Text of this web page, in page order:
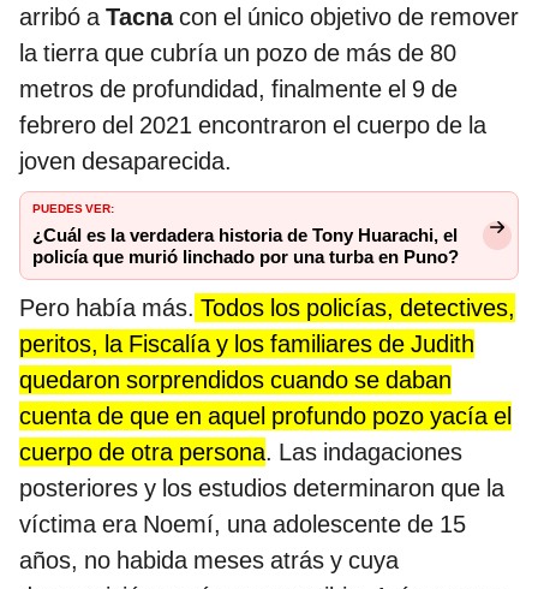
arribó aTacnacon el único objetivo de remover
la tierra que cubría un pozo de más de 80
metros de profundidad, finalmente el 9 de
febrero del 2021 encontraron el cuerpo de la
joven desaparecida.
PUEDES VER:
¿Cuál es la verdadera historia de Tony Huarachi, el
policía que murió linchado por una turba en Puno?
Pero había más. Todos los policías, detectives,
peritos, la Fiscalía y los familiares de Judith
quedaron sorprendidos cuando se daban
cuenta de que en aquel profundo pozo yacía el
cuerpo de otra persona. Las indagaciones
posteriores y los estudios determinaron que la
víctima era Noemí, una adolescente de 15
años, no habida meses atrás y cuya